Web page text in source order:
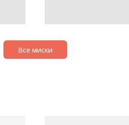
Все миски